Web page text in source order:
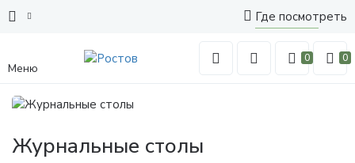
Где посмотреть
Меню
0 0
Журнальные столы